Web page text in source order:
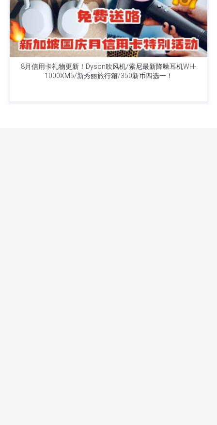
8月信用卡礼物更新！Dyson吹风机/索尼最新降噪耳机WH-
1000XM5/新秀丽旅行箱/350新币四选一！